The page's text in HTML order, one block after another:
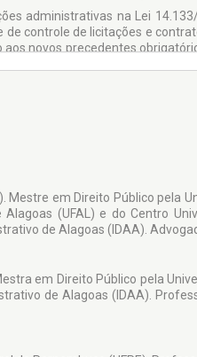
administrativas na Lei
de controle de licitações e
novos precedentes
contratações públicas no Brasil.
em Direito Público pela
(UFAL) e do Centro
de Alagoas (IDAA).
em Direito Público pela
de Alagoas (IDAA).